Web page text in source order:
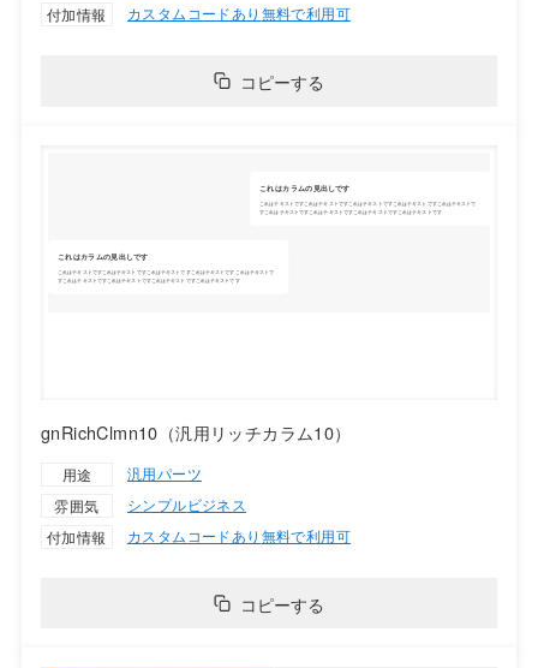
付加情報
カスタムコードあり 無料で利用可
コピーする
gnRichClmn10（汎用リッチカラム10）
用途
汎用パーツ
雰囲気
シンプルビジネス
付加情報
カスタムコードあり 無料で利用可
コピーする